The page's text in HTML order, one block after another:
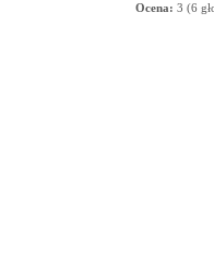
Ocena: 3 (6